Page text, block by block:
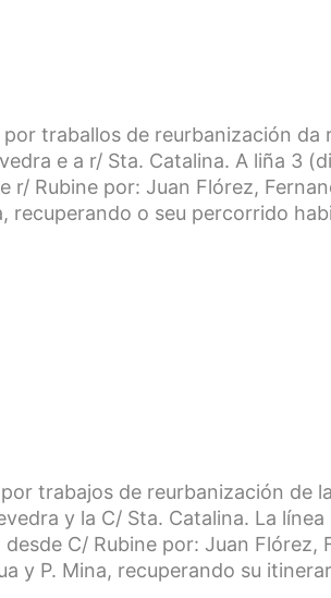
traballos de reurbanización da
e a r/ Sta. Catalina. A liña 3
Rubine por: Juan Flórez,
recuperando o seu percorrido
trabajos de reurbanización de
y la C/ Sta. Catalina. La
C/ Rubine por: Juan Flórez,
y P. Mina, recuperando su